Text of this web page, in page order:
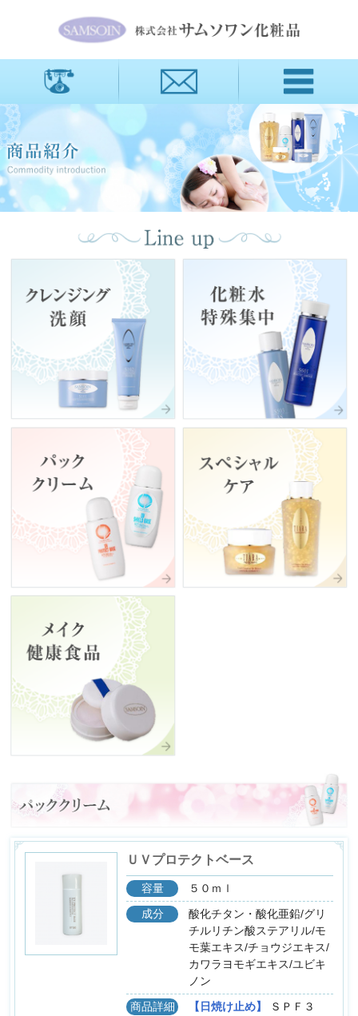
ＵＶプロテクトベース
容量 ５０ｍｌ
成分
酸化チタン・酸化亜鉛/グリ
チルリチン酸ステアリル/モ
モ葉エキス/チョウジエキス/
カワラヨモギエキス/ユビキ
ノン
商品詳細 【日焼け止め】
ＳＰＦ３